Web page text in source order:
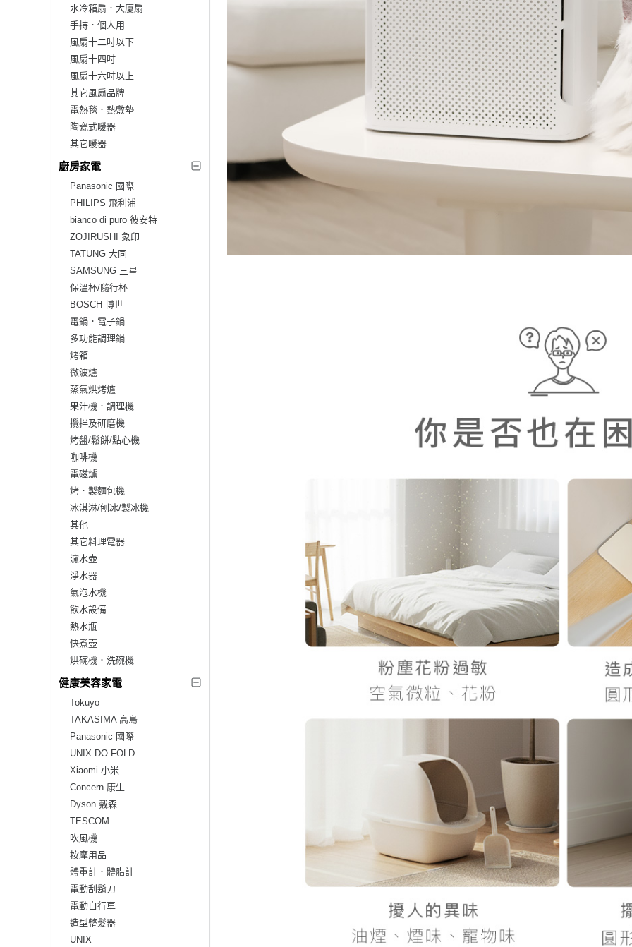
水冷箱扇．大廈扇
手持．個人用
風扇十二吋以下
風扇十四吋
風扇十六吋以上
其它風扇品牌
電熱毯．熱敷墊
陶瓷式暖器
其它暖器
廚房家電
Panasonic 國際
PHILIPS 飛利浦
bianco di puro 彼安特
ZOJIRUSHI 象印
TATUNG 大同
SAMSUNG 三星
保溫杯/隨行杯
BOSCH 博世
電鍋．電子鍋
多功能調理鍋
烤箱
微波爐
蒸氣烘烤爐
果汁機．調理機
攪拌及研磨機
烤盤/鬆餅/點心機
咖啡機
電磁爐
烤．製麵包機
冰淇淋/刨冰/製冰機
其他
其它料理電器
濾水壺
淨水器
氣泡水機
飲水設備
熱水瓶
快煮壺
烘碗機．洗碗機
健康美容家電
Tokuyo
TAKASIMA 高島
Panasonic 國際
UNIX DO FOLD
Xiaomi 小米
Concern 康生
Dyson 戴森
TESCOM
吹風機
按摩用品
體重計．體脂計
電動刮鬍刀
電動自行車
造型整髮器
UNIX